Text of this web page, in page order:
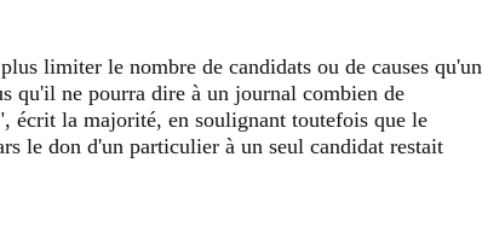
limiter le nombre de candidats ou de causes qu'un
qu'il ne pourra dire à un journal combien de
écrit la majorité, en soulignant toutefois que le
le don d'un particulier à un seul candidat restait